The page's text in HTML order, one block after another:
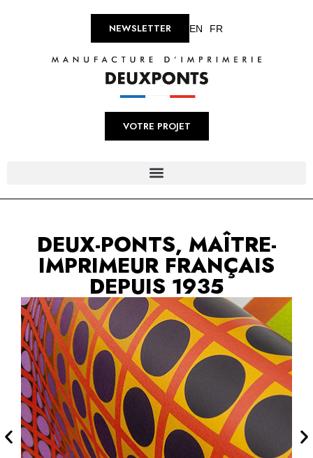
NEWSLETTER EN FR
VOTRE PROJET
DEUX-PONTS, MAÎTRE-
IMPRIMEUR FRANÇAIS
DEPUIS 1935